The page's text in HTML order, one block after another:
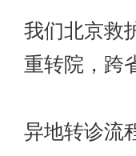
我们北京救
重转院，跨
异地转诊流